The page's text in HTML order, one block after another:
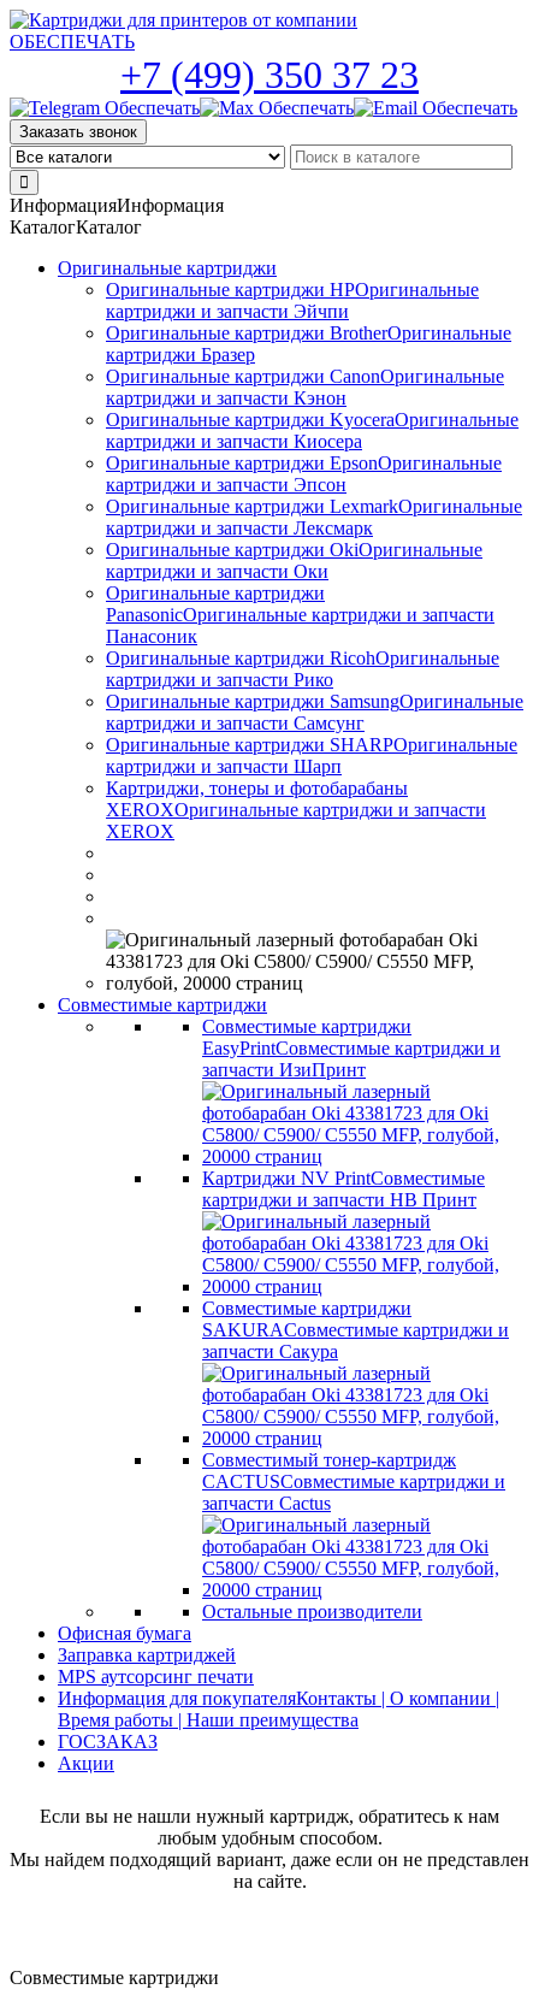
Skip
to
+7 (499) 350 37 23
Заказать звонок
ИнформацияИнформация
КаталогКаталог
Оригинальные картриджи
Оригинальные картриджи HPОригинальные
картриджи и запчасти Эйчпи
Оригинальные картриджи BrotherОригинальные
картриджи Бразер
Оригинальные картриджи CanonОригинальные
картриджи и запчасти Кэнон
Оригинальные картриджи KyoceraОригинальные
картриджи и запчасти Киосера
Оригинальные картриджи EpsonОригинальные
картриджи и запчасти Эпсон
Оригинальные картриджи LexmarkОригинальные
картриджи и запчасти Лексмарк
Оригинальные картриджи ОkiОригинальные
картриджи и запчасти Оки
Оригинальные картриджи
PanasonicОригинальные картриджи и запчасти
Панасоник
Оригинальные картриджи RicohОригинальные
картриджи и запчасти Рико
Оригинальные картриджи SamsungОригинальные
картриджи и запчасти Самсунг
Оригинальные картриджи SHARPОригинальные
картриджи и запчасти Шарп
Картриджи, тонеры и фотобарабаны
XEROXОригинальные картриджи и запчасти
XEROX
Совместимые картриджи
Совместимые картриджи
EasyPrintСовместимые картриджи и
запчасти ИзиПринт
Картриджи NV PrintСовместимые
картриджи и запчасти НВ Принт
Совместимые картриджи
SAKURAСовместимые картриджи и
запчасти Сакура
Совместимый тонер-картридж
CACTUSСовместимые картриджи и
запчасти Cactus
Остальные производители
Офисная бумага
Заправка картриджей
MPS аутсорсинг печати
Информация для покупателяКонтакты | О компании |
Время работы | Наши преимущества
ГОСЗАКАЗ
Акции
Если вы не нашли нужный картридж, обратитесь к нам
любым удобным способом.
Мы найдем подходящий вариант, даже если он не представлен
на сайте.
Совместимые картриджи